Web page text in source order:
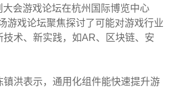
会游戏论坛在杭州国际博览中心
游戏论坛聚焦探讨了可能对游戏行业
技术、新实践，如AR、区块链、安
镇洪表示，通用化组件能快速提升游